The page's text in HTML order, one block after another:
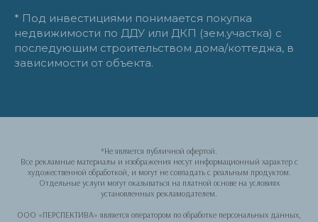
* Под инвестициями понимается покупка
недвижимости по ДДУ или ДКП (зем.участка) с
последующим строительством дома/коттеджа, в
зависимости от объекта.
*Не является публичной офертой.
Все рекламные материалы и изображения несут информационный характер с
художественной обработкой, и могут не совпадать с реальным продуктом.
Отдельные услуги могут оказываться на платной основе на условиях
установленных рекламодателем.
ООО «ПЕРСПЕКТИВА» является оператором по обработке персональных данных,